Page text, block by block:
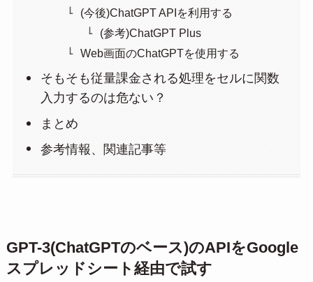
(今後)ChatGPT APIを利用する
(参考)ChatGPT Plus
Web画面のChatGPTを使用する
そもそも従量課金される処理をセルに関数
入力するのは危ない？
まとめ
参考情報、関連記事等
GPT-3(ChatGPTのベース)のAPIをGoogle
スプレッドシート経由で試す